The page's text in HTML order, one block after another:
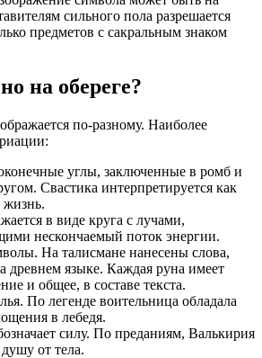
сильного пола разрешается
предметов с сакральным знаком
на обереге?
по-разному. Наиболее
углы, заключенные в ромб и
Свастика интерпретируется как
жизнь.
в виде круга с лучами,
нескончаемый поток энергии.
На талисмане нанесены слова,
древнем языке. Каждая руна имеет
и общее, в составе текста.
По легенде воительница обладала
в лебедя.
силу. По преданиям, Валькирия
от тела.